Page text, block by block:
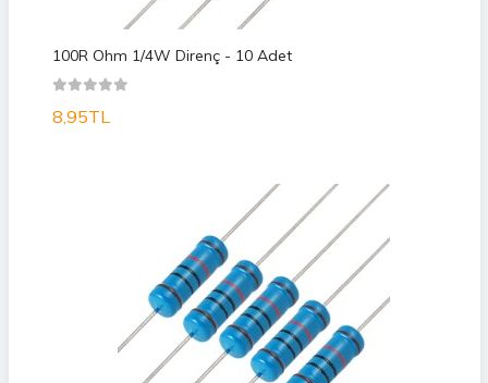
100R Ohm 1/4W Direnç - 10 Adet
8,95TL